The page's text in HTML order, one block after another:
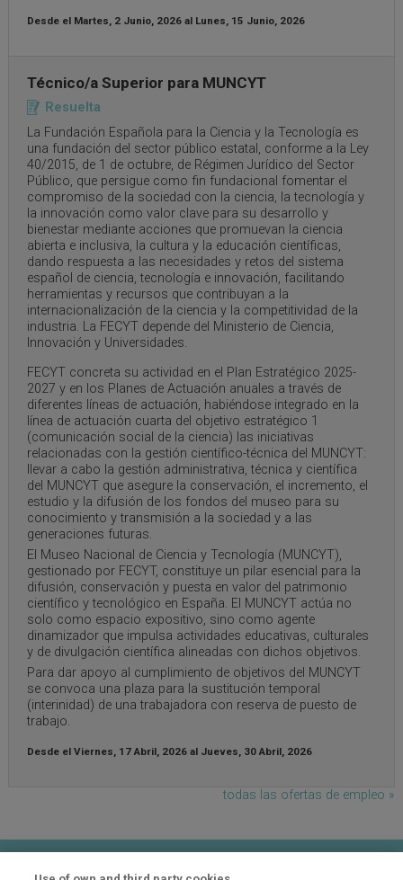
Desde el Martes, 2 Junio, 2026al Lunes, 15 Junio, 2026
Técnico/a Superior para MUNCYT
Resuelta
La Fundación Española para la Ciencia y la Tecnología es
una fundación del sector público estatal, conforme a la Ley
40/2015, de 1 de octubre, de Régimen Jurídico del Sector
Público, que persigue como fin fundacional fomentar el
compromiso de la sociedad con la ciencia, la tecnología y
la innovación como valor clave para su desarrollo y
bienestar mediante acciones que promuevan la ciencia
abierta e inclusiva, la cultura y la educación científicas,
dando respuesta a las necesidades y retos del sistema
español de ciencia, tecnología e innovación, facilitando
herramientas y recursos que contribuyan a la
internacionalización de la ciencia y la competitividad de la
industria. La FECYT depende del Ministerio de Ciencia,
Innovación y Universidades.
FECYT concreta su actividad en el Plan Estratégico 2025-
2027 y en los Planes de Actuación anuales a través de
diferentes líneas de actuación, habiéndose integrado en la
línea de actuación cuarta del objetivo estratégico 1
(comunicación social de la ciencia) las iniciativas
relacionadas con la gestión científico-técnica del MUNCYT:
llevar a cabo la gestión administrativa, técnica y científica
del MUNCYT que asegure la conservación, el incremento, el
estudio y la difusión de los fondos del museo para su
conocimiento y transmisión a la sociedad y a las
generaciones futuras.
El Museo Nacional de Ciencia y Tecnología (MUNCYT),
gestionado por FECYT, constituye un pilar esencial para la
difusión, conservación y puesta en valor del patrimonio
científico y tecnológico en España. El MUNCYT actúa no
solo como espacio expositivo, sino como agente
dinamizador que impulsa actividades educativas, culturales
y de divulgación científica alineadas con dichos objetivos.
Para dar apoyo al cumplimiento de objetivos del MUNCYT
se convoca una plaza para la sustitución temporal
(interinidad) de una trabajadora con reserva de puesto de
trabajo.
Desde el Viernes, 17 Abril, 2026al Jueves, 30 Abril, 2026
todas las ofertas de empleo »